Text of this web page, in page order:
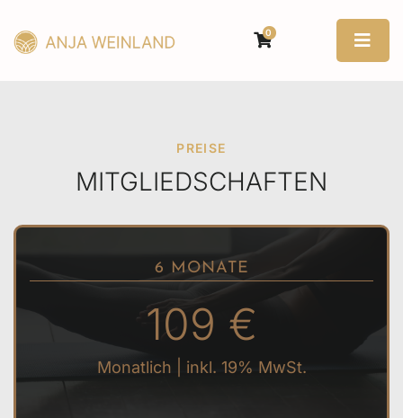
0
PREISE
MITGLIEDSCHAFTEN
6 MONATE
109 €
Monatlich | inkl. 19% MwSt.